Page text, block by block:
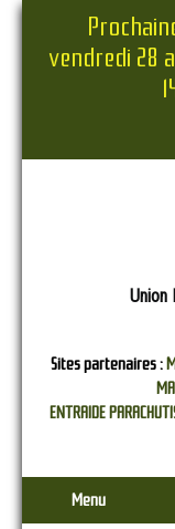
vendredi 28
Union
Sites partenaires :
ENTRAIDE
Menu